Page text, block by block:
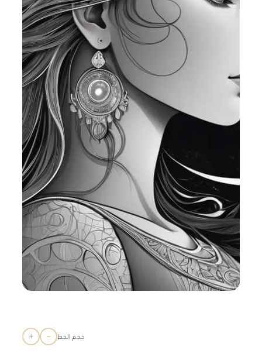
حجم الخط −
+